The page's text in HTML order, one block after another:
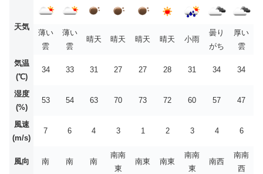
天気
薄い
雲
薄い
雲
晴天 晴天 晴天 晴天 小雨
曇り
がち
厚い
雲
気温
(℃)
34 33 31 27 27 28 31 34 34
湿度
(%)
53 54 63 70 73 72 60 57 47
風速
(m/s)
7 6 4 3 1 2 3 4 6
風向 南 南 南
南南
東
南東 南東
南南
東
南西
南南
西